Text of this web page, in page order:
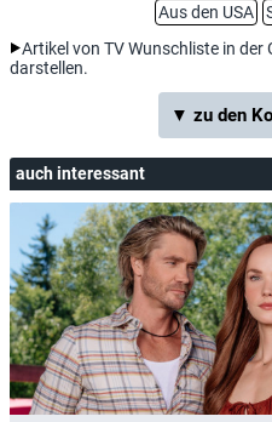
Aus den USA
Artikel von TV Wunschliste in der
darstellen.
▼ zu den
auch interessant